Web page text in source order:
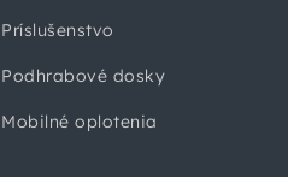
Príslušenstvo
Podhrabové dosky
Mobilné oplotenia